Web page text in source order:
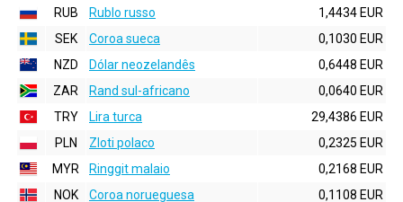
RUB
Rublo russo
1,4434 EUR
SEK
Coroa sueca
0,1030 EUR
NZD
Dólar neozelandês
0,6448 EUR
ZAR
Rand sul-africano
0,0640 EUR
TRY
Lira turca
29,4386 EUR
PLN
Zloti polaco
0,2325 EUR
MYR
Ringgit malaio
0,2168 EUR
NOK
Coroa norueguesa
0,1108 EUR